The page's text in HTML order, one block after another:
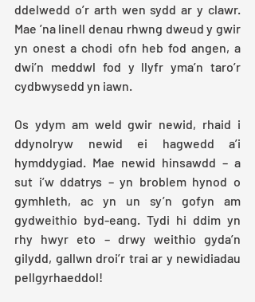
ddelwedd o’r arth wen sydd ar y clawr.
Mae ’na linell denau rhwng dweud y gwir
yn onest a chodi ofn heb fod angen, a
dwi’n meddwl fod y llyfr yma’n taro’r
cydbwysedd yn iawn.
Os ydym am weld gwir newid, rhaid i
ddynolryw newid ei hagwedd a’i
hymddygiad. Mae newid hinsawdd – a
sut i’w ddatrys – yn broblem hynod o
gymhleth, ac yn un sy’n gofyn am
gydweithio byd-eang. Tydi hi ddim yn
rhy hwyr eto – drwy weithio gyda’n
gilydd, gallwn droi’r trai ar y newidiadau
pellgyrhaeddol!